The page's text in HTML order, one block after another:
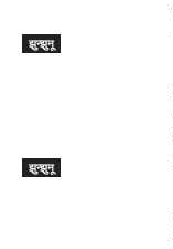
झुन्झुनू
झुन्झुनू